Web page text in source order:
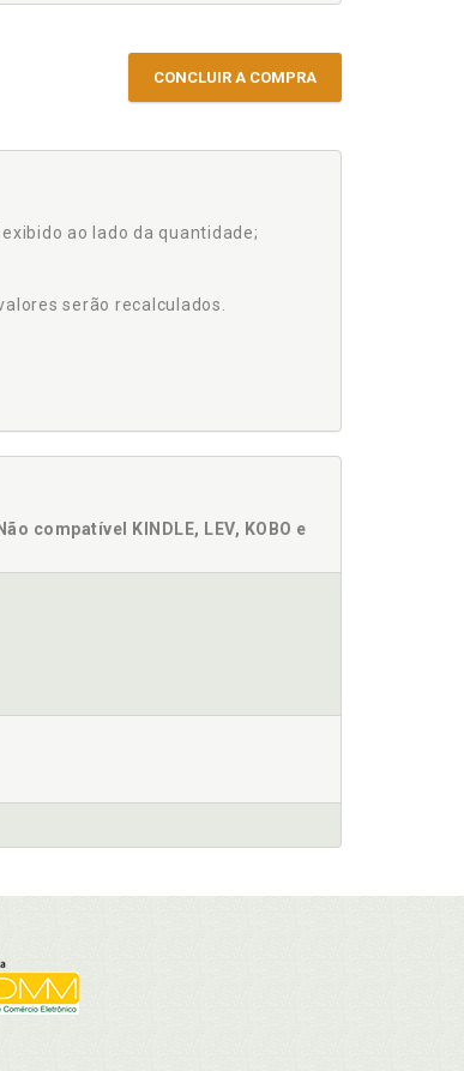
CONCLUIR A COMPRA
ao lado da quantidade;
serão recalculados.
Não compatível KINDLE, LEV, KOBO e